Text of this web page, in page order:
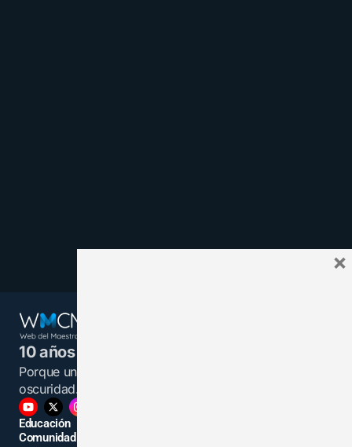
10 años juntos y más unidos.
Porque un maestro informado es una luz en la
oscuridad.
Educación
Comunidad
×